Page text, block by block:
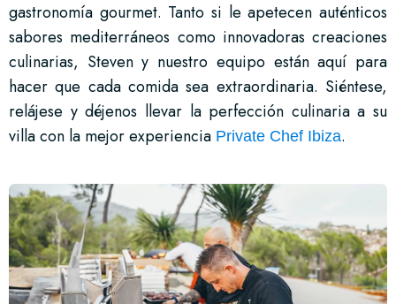
gastronomía gourmet. Tanto si le apetecen auténticos
sabores mediterráneos como innovadoras creaciones
culinarias, Steven y nuestro equipo están aquí para
hacer que cada comida sea extraordinaria. Siéntese,
relájese y déjenos llevar la perfección culinaria a su
villa con la mejor experiencia Private Chef Ibiza.